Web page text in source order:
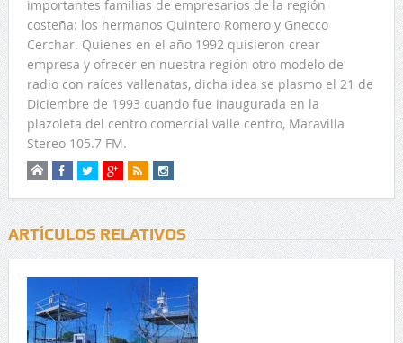
importantes familias de empresarios de la región
costeña: los hermanos Quintero Romero y Gnecco
Cerchar. Quienes en el año 1992 quisieron crear
empresa y ofrecer en nuestra región otro modelo de
radio con raíces vallenatas, dicha idea se plasmo el 21 de
Diciembre de 1993 cuando fue inaugurada en la
plazoleta del centro comercial valle centro, Maravilla
Stereo 105.7 FM.
ARTÍCULOS RELATIVOS